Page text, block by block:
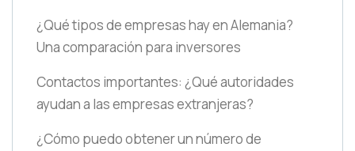
¿Qué tipos de empresas hay en Alemania?
Una comparación para inversores
Contactos importantes: ¿Qué autoridades
ayudan a las empresas extranjeras?
¿Cómo puedo obtener un número de